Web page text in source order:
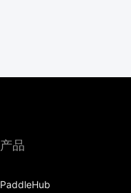
产品
PaddleHub